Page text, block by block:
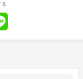
る